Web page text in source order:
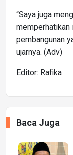
“Saya juga
memperhatikan
pembangunan
ujarnya. (Adv)
Editor: Rafika
Baca Juga